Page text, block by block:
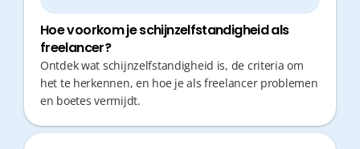
Hoe voorkom je schijnzelfstandigheid als
freelancer?
Ontdek wat schijnzelfstandigheid is, de criteria om
het te herkennen, en hoe je als freelancer problemen
en boetes vermijdt.